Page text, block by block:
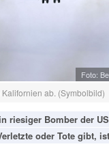
Foto:
ab. (Symbolbild)
riesiger Bomber der
oder Tote gibt,